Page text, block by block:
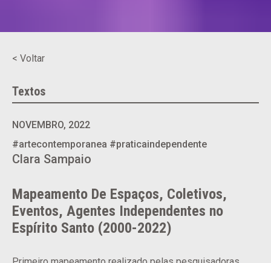
< Voltar
Textos
NOVEMBRO, 2022
#artecontemporanea #praticaindependente
Clara Sampaio
Mapeamento De Espaços, Coletivos,
Eventos, Agentes Independentes no
Espírito Santo (2000-2022)